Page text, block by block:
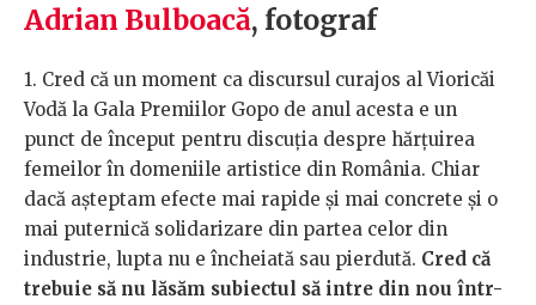
Adrian Bulboacă, fotograf
1. Cred că un moment ca discursul curajos al Vioricăi
Vodă la Gala Premiilor Gopo de anul acesta e un
punct de început pentru discuția despre hărțuirea
femeilor în domeniile artistice din România. Chiar
dacă așteptam efecte mai rapide și mai concrete și o
mai puternică solidarizare din partea celor din
industrie, lupta nu e încheiată sau pierdută. Cred că
trebuie să nu lăsăm subiectul să intre din nou într-